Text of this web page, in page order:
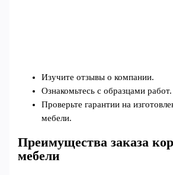
Изучите отзывы о компании.
Ознакомьтесь с образцами работ.
Проверьте гарантии на
мебели.
Преимущества заказа
мебели